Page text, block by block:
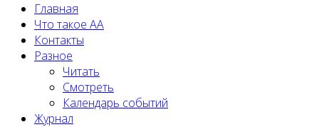
Главная
Что такое АА
Контакты
Разное
Читать
Смотреть
Календарь событий
Журнал